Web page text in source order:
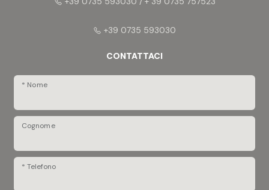
+39 0735 593030
CONTATTACI
* Nome
Cognome
* Telefono